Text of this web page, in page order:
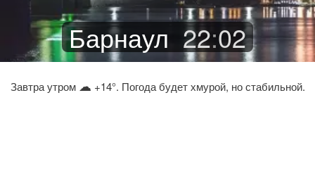
Барнаул 22:02
Завтра утром ☁ +14°. Погода будет хмурой, но стабильной.